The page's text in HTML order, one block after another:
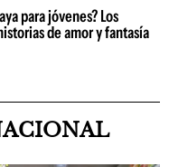
para jóvenes? Los
de amor y fantasía